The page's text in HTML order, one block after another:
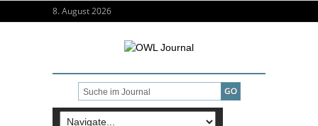
8. August 2026